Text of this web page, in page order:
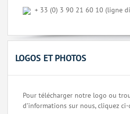
+ 33 (0) 3 90 21 60 10 (ligne
LOGOS ET PHOTOS
Pour télécharger notre logo ou
d’informations sur nous, cliquez ci-